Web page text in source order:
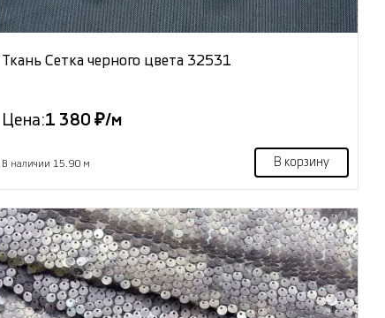
Ткань Сетка черного цвета 32531
Цена:1 380 ₽/м
В наличии 15.90 м В корзину